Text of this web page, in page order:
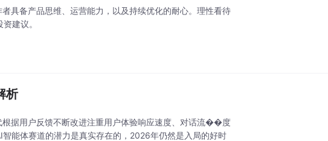
具备产品思维、运营能力，以及持续优化的耐心。理性看待
建议。
析
据用户反馈不断改进注重用户体验响应速度、对话流��度
能体赛道的潜力是真实存在的，2026年仍然是入局的好时